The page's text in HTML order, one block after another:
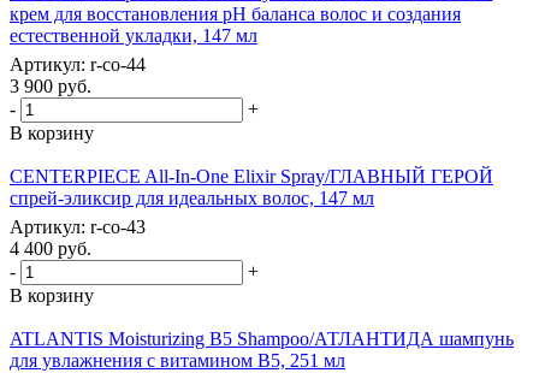
крем для восстановления pH баланса волос и создания
естественной укладки, 147 мл
Артикул: r-co-44
3 900 руб.
-
+
В корзину
CENTERPIECE All-In-One Elixir Spray/ГЛАВНЫЙ ГЕРОЙ
спрей-эликсир для идеальных волос, 147 мл
Артикул: r-co-43
4 400 руб.
-
+
В корзину
ATLANTIS Moisturizing B5 Shampoo/АТЛАНТИДА шампунь
для увлажнения с витамином В5, 251 мл